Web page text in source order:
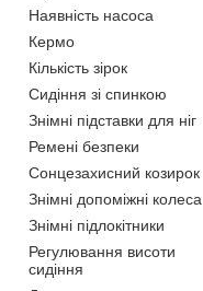
Наявність насоса
Кермо
Кількість зірок
Сидіння зі спинкою
Знімні підставки для ніг
Ремені безпеки
Сонцезахисний козирок
Знімні допоміжні колеса
Знімні підлокітники
Регулювання висоти
сидіння